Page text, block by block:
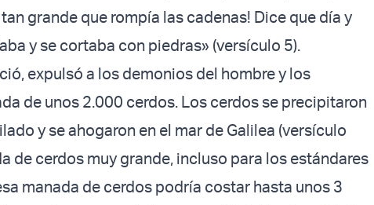
grande que rompía las cadenas! Dice que día y
y se cortaba con piedras» (versículo 5).
expulsó a los demonios del hombre y los
de unos 2.000 cerdos. Los cerdos se precipitaron
y se ahogaron en el mar de Galilea (versículo
de cerdos muy grande, incluso para los estándares
manada de cerdos podría costar hasta unos 3